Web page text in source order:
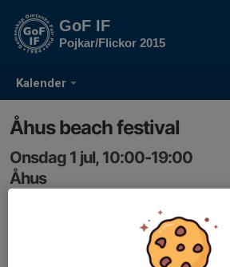
Kalender
GoF IF
Pojkar/Flickor 2015
Åhus beach festival
Onsdag 1 jul, 10:00-19:00
Åhus
1-2/7 Spelschema och mer info